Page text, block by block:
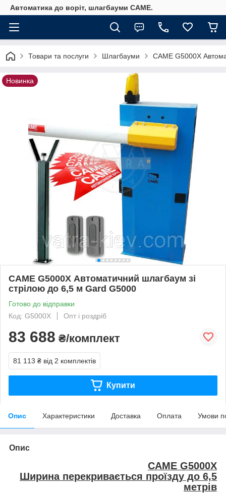
Автоматика до воріт, шлагбауми CAME.
Товари та послуги Шлагбауми CAME G5000X
Новинка
CAME G5000X Автоматичний шлагбаум зі
стрілою до 6,5 м Gard G5000
Готово до відправки
Код: G5000X
Опт і роздріб
83 688 ₴/комплект
81 113 ₴ від 2 комплектів
Купити
Опис Характеристики Доставка Оплата Умови
Опис
CAME G5000X
Ширина перекривається проїзду до 6,5
метрів